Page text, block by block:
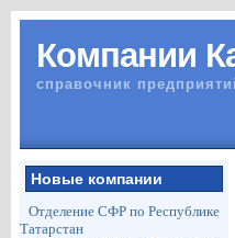
Компании
справочник
Новые компании
Отделение СФР по Республике
Татарстан